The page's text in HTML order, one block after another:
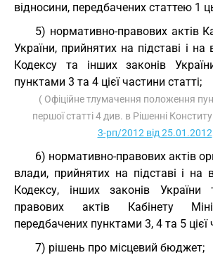
відносини, передбачених статтею 1
5) нормативно-правових актів
України, прийнятих на підставі і
Кодексу та інших законів
пунктами 3 та 4 цієї частини статті;
( Офіційне тлумачення положення
першої статті 4 див. в Рішенні
3-рп/2012 від 25.01.2012
6) нормативно-правових актів
влади, прийнятих на підставі і на
Кодексу, інших законів України
правових актів Кабінету
передбачених пунктами 3, 4 та 5 цієї
7) рішень про місцевий бюджет;